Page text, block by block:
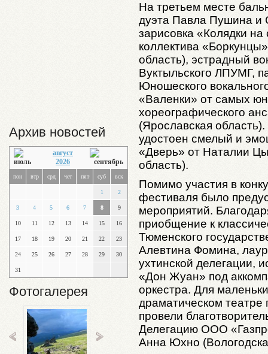
Архив новостей
август
2026
пон втр срд чет пят суб вск
1 2
3 4 5 6 7 8 9
10 11 12 13 14 15 16
17 18 19 20 21 22 23
24 25 26 27 28 29 30
31
Фотогалерея
На третьем месте
дуэта Павла Пушина и
зарисовка «Колядки
коллектива
область), эстрадный
Вуктыльского ЛПУМГ,
Юношеского
«Валенки» от самых
хореографического
(Ярославская
удостоен смелый и
«Дверь» от Наталии
область).
Помимо участия в
фестиваля было
мероприятий.
приобщение к
Тюменского
Алевтина Фомина,
ухтинской делегации,
«Дон Жуан» под
оркестра. Для
драматическом театре
провели
Делегацию ООО
Анна Юхно